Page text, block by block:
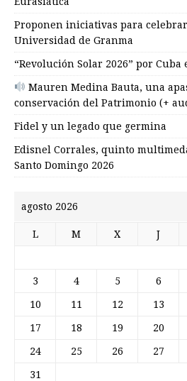
Proponen iniciativas para
Universidad de Granma
“Revolución Solar 2026” por Cuba
Mauren Medina Bauta, una
conservación del Patrimonio (+
Fidel y un legado que germina
Edisnel Corrales, quinto
Santo Domingo 2026
agosto 2026
L M X J
3 4 5 6
10 11 12 13
17 18 19 20
24 25 26 27
31